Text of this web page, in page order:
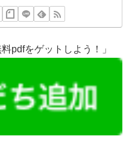
pdfをゲットしよう！」